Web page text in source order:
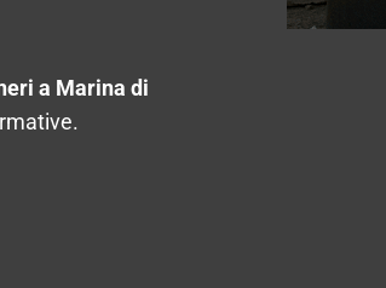
a Marina di